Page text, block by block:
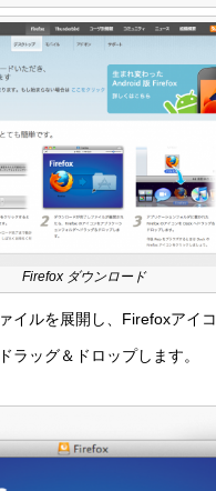
Firefox ダウンロード
イルを展開し、Firefoxアイ
ラッグ＆ドロップします。